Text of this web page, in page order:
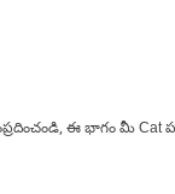
ఈ భాగం మీ Cat